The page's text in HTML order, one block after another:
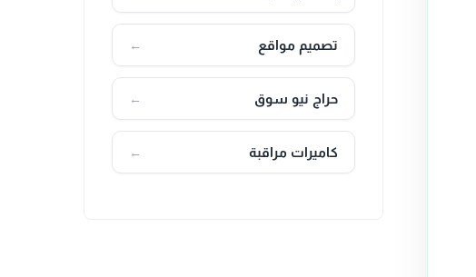
تصميم مواقع ←
حراج نيو سوق ←
كاميرات مراقبة ←